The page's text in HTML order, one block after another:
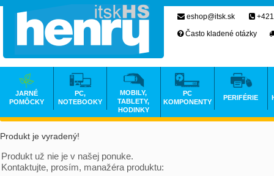
Produkt je vyradený!
Produkt už nie je v našej ponuke.
Kontaktujte, prosím, manažéra produktu:
eshop@itsk.sk
Často kladené otázky
JARNÉ
POMÔCKY
PC,
NOTEBOOKY
MOBILY,
TABLETY,
HODINKY
PC
KOMPONENTY
PERIFÉRIE